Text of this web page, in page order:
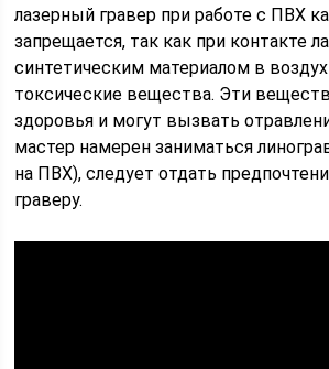
лазерный гравер при работе с ПВХ
запрещается, так как при контакте
синтетическим материалом в
токсические вещества. Эти
здоровья и могут вызвать
мастер намерен заниматься
на ПВХ), следует отдать
граверу.